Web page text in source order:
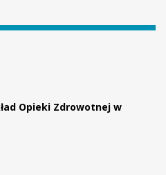
Opieki Zdrowotnej w